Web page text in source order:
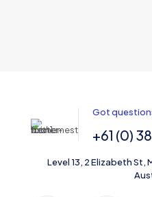
Got
+61 (0)
Level 13, 2 Elizabeth